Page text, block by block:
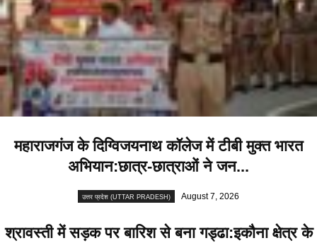
महाराजगंज के दिग्विजयनाथ कॉलेज में टीबी मुक्त भारत
अभियान:छात्र-छात्राओं ने जन...
उत्तर प्रदेश (UTTAR PRADESH) August 7, 2026
श्रावस्ती में सड़क पर बारिश से बना गड्ढा:इकौना क्षेत्र के